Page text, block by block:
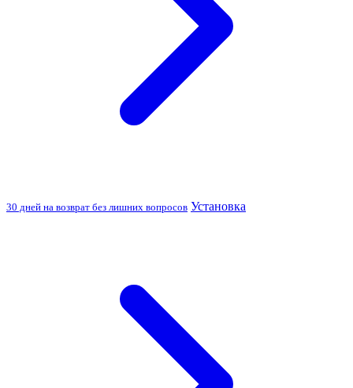
30 дней на возврат без лишних вопросов Установка